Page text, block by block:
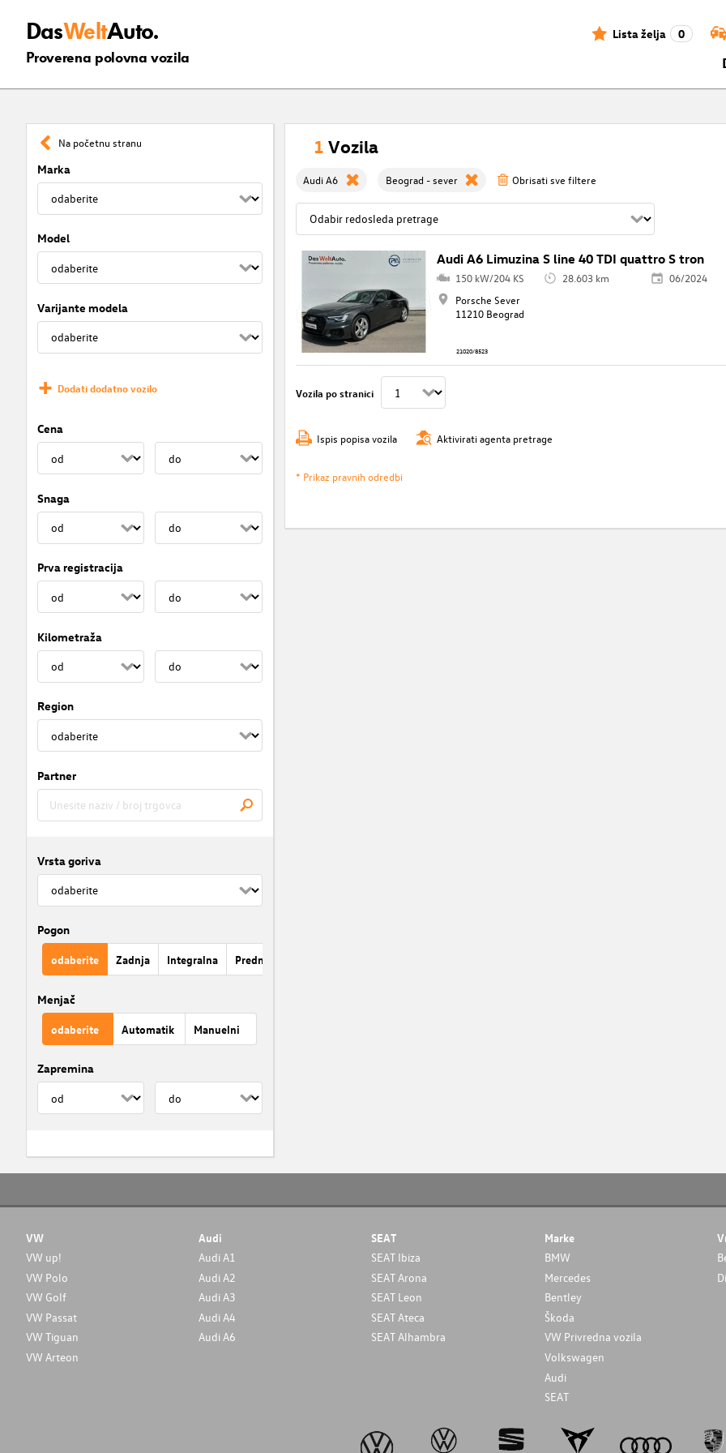
DasWeltAuto.
Proverena polovna vozila
Lista želja 0
Na početnu stranu
Marka
Model
Varijante modela
Dodati dodatno vozilo
Cena
Snaga
Prva registracija
Kilometraža
Region
Partner
Vrsta goriva
Pogon
odaberite Zadnja Integralna Prednja
Menjač
odaberite Automatik Manuelni
Zapremina
1 Vozila
Audi A6 Beograd - sever Obrisati sve filtere
Audi A6 Limuzina S line 40 TDI quattro S tron
150 kW/204 KS 28.603 km
06/2024
Porsche Sever
11210 Beograd
21020/8523
Vozila po stranici
Ispis popisa vozila Aktivirati agenta pretrage
* Prikaz pravnih odredbi
VW
VW up!
VW Polo
VW Golf
VW Passat
VW Tiguan
VW Arteon
Audi
Audi A1
Audi A2
Audi A3
Audi A4
Audi A6
SEAT
SEAT Ibiza
SEAT Arona
SEAT Leon
SEAT Ateca
SEAT Alhambra
Marke
BMW
Mercedes
Bentley
Škoda
VW Privredna vozila
Volkswagen
Audi
SEAT